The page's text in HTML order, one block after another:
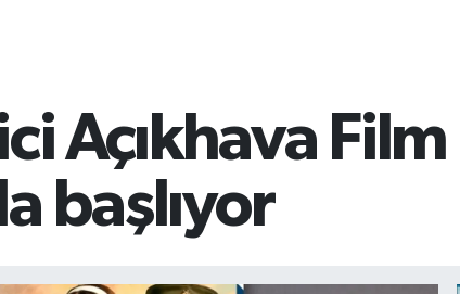
Açıkhava
başlıyor